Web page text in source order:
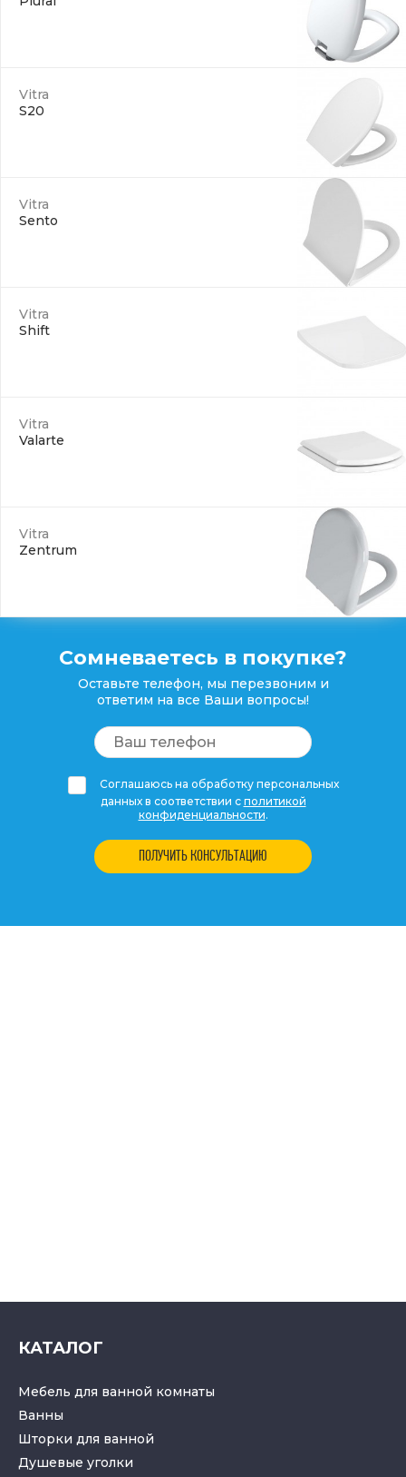
Vitra
S20
Vitra
Sento
Vitra
Shift
Vitra
Valarte
Vitra
Zentrum
Сомневаетесь в покупке?
Оставьте телефон, мы перезвоним и
ответим на все Ваши вопросы!
Соглашаюсь на обработку персональных
данных в соответствии с политикой
конфиденциальности.
ПОЛУЧИТЬ КОНСУЛЬТАЦИЮ
КАТАЛОГ
Мебель для ванной комнаты
Ванны
Шторки для ванной
Душевые уголки